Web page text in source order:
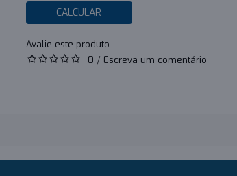
CALCULAR
0 / Escreva um comentário